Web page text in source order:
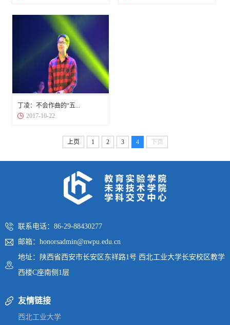
丁凌：不会作曲的“五...
2017-10-22
上页 1 2 3 4 下页
联系电话：86-29-88430277
邮箱：honorsadmin@nwpu.edu.cn
地址：陕西省西安市长安区东祥路1号 西北工业大学长安校区教学
西楼C座南侧1层
友情链接
西北工业大学